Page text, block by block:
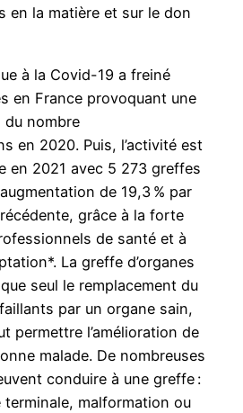
en la matière et sur le don
à la Covid-19 a freiné
en France provoquant une
du nombre
en 2020. Puis, l’activité est
en 2021 avec 5 273 greffes
de 19,3 % par
grâce à la forte
de santé et à
La greffe d’organes
seul le remplacement du
par un organe sain,
permettre l’amélioration de
malade. De nombreuses
conduire à une greffe :
malformation ou